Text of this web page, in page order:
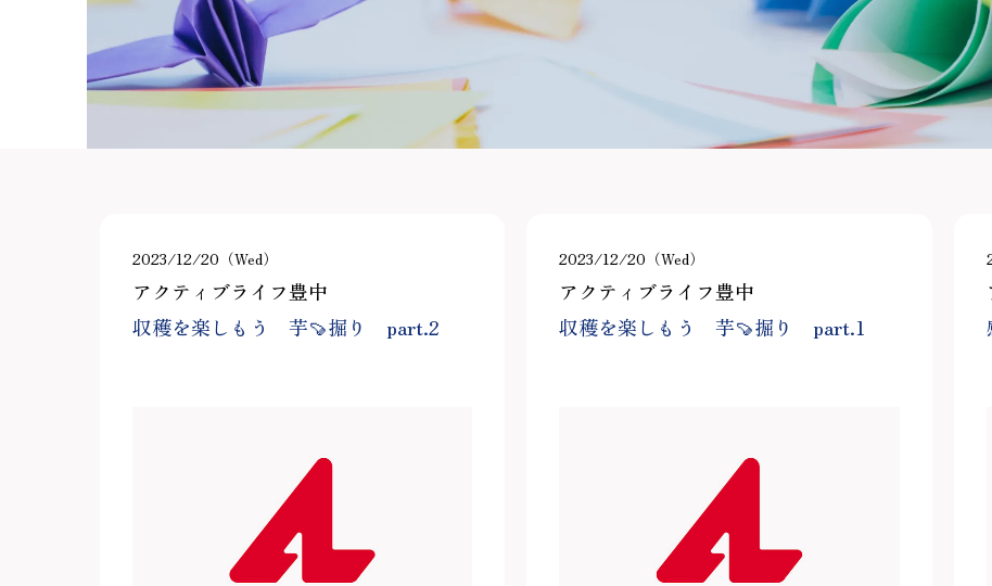
2023/12/20（Wed）
アクティブライフ豊中
収穫を楽しもう 芋🍠掘り part.2
2023/12/20（Wed）
アクティブライフ豊中
収穫を楽しもう 芋🍠掘り part.1